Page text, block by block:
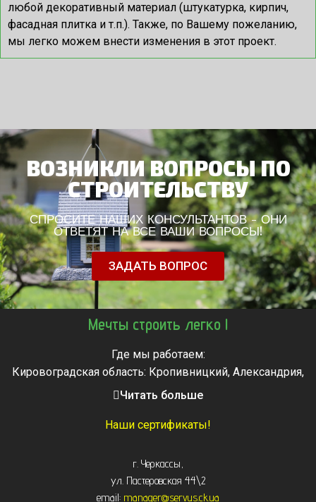
любой декоративный материал (штукатурка, кирпич,
фасадная плитка и т.п.). Также, по Вашему пожеланию,
мы легко можем внести изменения в этот проект.
ВОЗНИКЛИ ВОПРОСЫ ПО
СТРОИТЕЛЬСТВУ
СПРОСИТЕ НАШИХ КОНСУЛЬТАНТОВ - ОНИ
ОТВЕТЯТ НА ВСЕ ВАШИ ВОПРОСЫ!
ЗАДАТЬ ВОПРОС
Мечты строить легко !
Где мы работаем:
Кировоградская область: Кропивницкий, Александрия,
Знаменка, Долинская, Новоархангельск, Светловодск
Звенигородка, Золотоноша, Каменка, Канев, Корсунь-
Монастырище, Смела, Тальное, Умань, Христиновка.
Черкассы, Чигирин, Чорнобай, Шпола
Читать больше
Наши сертификаты!
г. Черкассы,
ул. Пастеровская 44\2
email: manager@servus.ck.ua